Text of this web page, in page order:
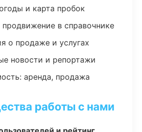
и карта пробок
в справочнике
о продаже и услугах
новости и репортажи
аренда, продажа
работы с нами